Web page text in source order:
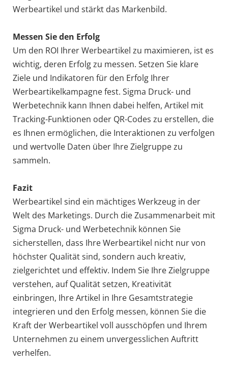
Werbeartikel und stärkt das Markenbild.
Messen Sie den Erfolg
Um den ROI Ihrer Werbeartikel zu maximieren, ist es
wichtig, deren Erfolg zu messen. Setzen Sie klare
Ziele und Indikatoren für den Erfolg Ihrer
Werbeartikelkampagne fest. Sigma Druck- und
Werbetechnik kann Ihnen dabei helfen, Artikel mit
Tracking-Funktionen oder QR-Codes zu erstellen, die
es Ihnen ermöglichen, die Interaktionen zu verfolgen
und wertvolle Daten über Ihre Zielgruppe zu
sammeln.
Fazit
Werbeartikel sind ein mächtiges Werkzeug in der
Welt des Marketings. Durch die Zusammenarbeit mit
Sigma Druck- und Werbetechnik können Sie
sicherstellen, dass Ihre Werbeartikel nicht nur von
höchster Qualität sind, sondern auch kreativ,
zielgerichtet und effektiv. Indem Sie Ihre Zielgruppe
verstehen, auf Qualität setzen, Kreativität
einbringen, Ihre Artikel in Ihre Gesamtstrategie
integrieren und den Erfolg messen, können Sie die
Kraft der Werbeartikel voll ausschöpfen und Ihrem
Unternehmen zu einem unvergesslichen Auftritt
verhelfen.